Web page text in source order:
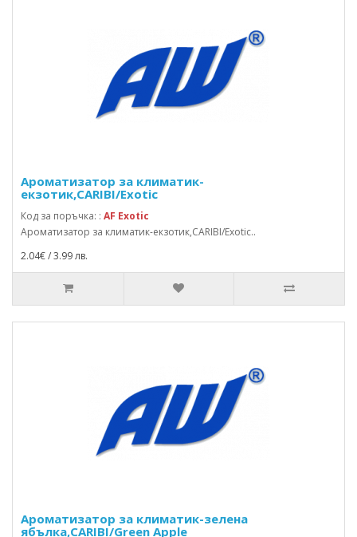
Ароматизатор за климатик-
екзотик,CARIBI/Exotic
Код за поръчка: : AF Exotic
Ароматизатор за климатик-екзотик,CARIBI/Exotic..
2.04€ / 3.99 лв.
Ароматизатор за климатик-зелена
ябълка,CARIBI/Green Apple